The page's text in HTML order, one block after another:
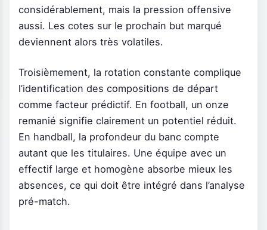
considérablement, mais la pression offensive
aussi. Les cotes sur le prochain but marqué
deviennent alors très volatiles.
Troisièmement, la rotation constante complique
l’identification des compositions de départ
comme facteur prédictif. En football, un onze
remanié signifie clairement un potentiel réduit.
En handball, la profondeur du banc compte
autant que les titulaires. Une équipe avec un
effectif large et homogène absorbe mieux les
absences, ce qui doit être intégré dans l’analyse
pré-match.